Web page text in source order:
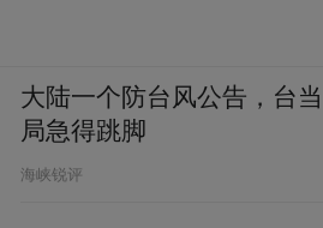
大陆一个防台风公告，台当
局急得跳脚
海峡锐评